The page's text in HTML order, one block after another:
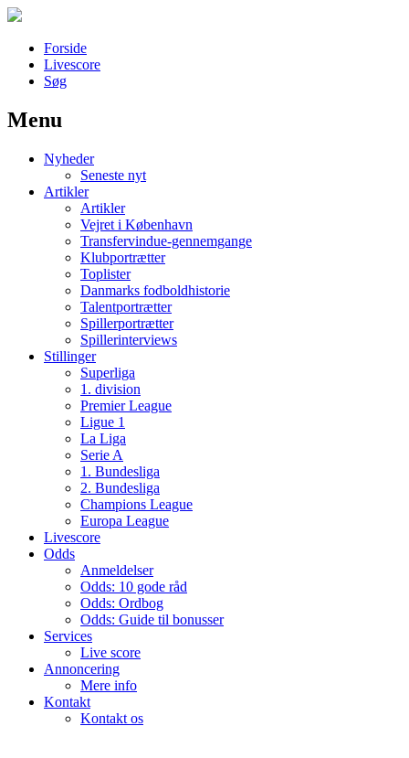
Forside
Livescore
Søg
Наши партнеры
лучшие займы
Menu
Nyheder
Seneste nyt
Artikler
Artikler
Vejret i København
Transfervindue-gennemgange
Klubportrætter
Toplister
Danmarks fodboldhistorie
Talentportrætter
Spillerportrætter
Spillerinterviews
Stillinger
Superliga
1. division
Premier League
Ligue 1
La Liga
Serie A
1. Bundesliga
2. Bundesliga
Champions League
Europa League
Livescore
Odds
Anmeldelser
Odds: 10 gode råd
Odds: Ordbog
Odds: Guide til bonusser
Services
Live score
Annoncering
Mere info
Kontakt
Kontakt os